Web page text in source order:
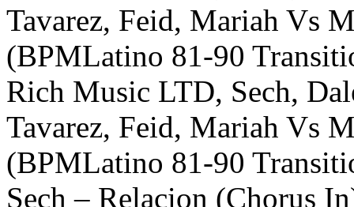
Tavarez, Feid, Mariah Vs
(BPMLatino 81-90
Rich Music LTD, Sech,
Tavarez, Feid, Mariah Vs
(BPMLatino 81-90
Sech – Relacion (Chorus